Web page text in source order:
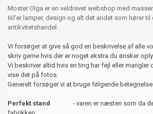
Moster Olga er en veldrevet webshop med
60’er lamper, design og alt det andet som hører til
antikvitetshandel.
Vi forsøger at give så god en beskrivelse af alle
skriv gerne hvis der er noget ekstra du ønsker
Vi beskriver altid hvis en ting har fejl eller
vise det på fotos.
Generelt forsøger vi at bruge følgende
Perfekt stand - varen er næsten som da